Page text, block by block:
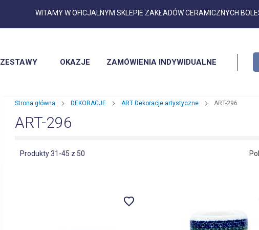
Przejdź
WITAMY W OFICJALNYM SKLEPIE ZAKŁADÓW CERAMICZNYCH
ZESTAWY OKAZJE ZAMÓWIENIA INDYWIDUALNE
Strona główna DEKORACJE ART Dekoracje artystyczne ART-296
ART-296
Produkty31 -45 z 50